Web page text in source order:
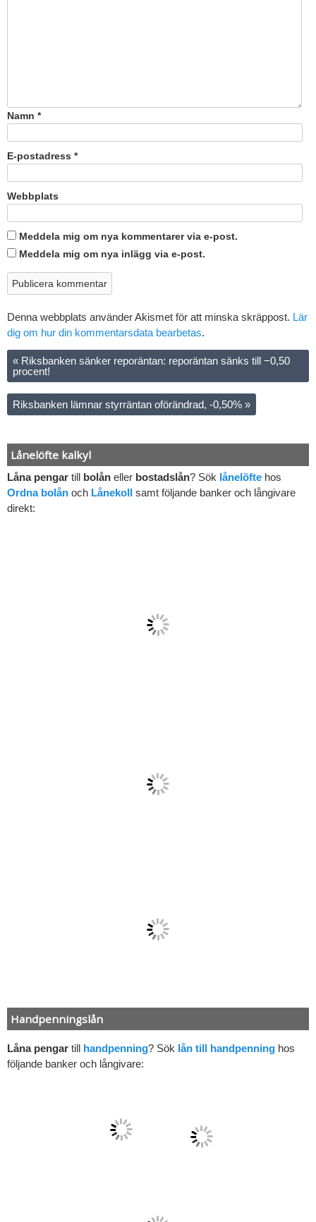
Namn *
E-postadress *
Webbplats
Meddela mig om nya kommentarer via e-post.
Meddela mig om nya inlägg via e-post.
Denna webbplats använder Akismet för att minska skräppost. Lär
dig om hur din kommentarsdata bearbetas.
« Riksbanken sänker reporäntan: reporäntan sänks till −0,50
procent!
Riksbanken lämnar styrräntan oförändrad, -0,50% »
Lånelöfte kalkyl
Låna pengar till bolån eller bostadslån? Sök lånelöfte hos
Ordna bolån och Lånekoll samt följande banker och långivare
direkt:
Handpenningslån
Låna pengar till handpenning? Sök lån till handpenning hos
följande banker och långivare: